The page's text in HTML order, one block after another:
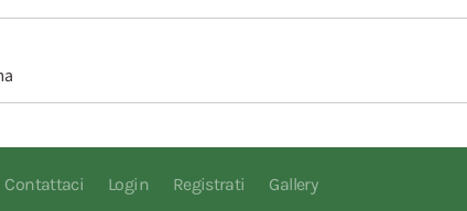
Contattaci Login Registrati Gallery